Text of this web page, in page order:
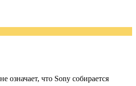
означает, что Sony собирается